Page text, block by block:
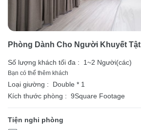
Phòng Dành Cho Người Khuyết Tật
Số lượng khách tối đa : 1~2 Người(các)
Bạn có thể thêm khách
Loại giường :
Double * 1
Kích thước phòng : 9Square Footage
Tiện nghi phòng